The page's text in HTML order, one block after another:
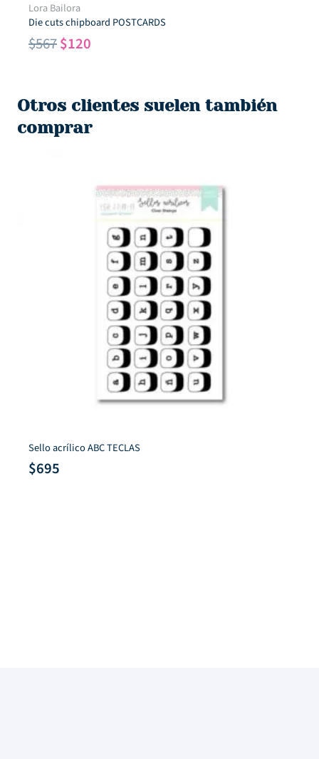
Lora Bailora
Die cuts chipboard POSTCARDS
$567El
era:
$567.
$120
es:
$120.
Otros clientes suelen también
comprar
Sello acrílico ABC TECLAS
$695